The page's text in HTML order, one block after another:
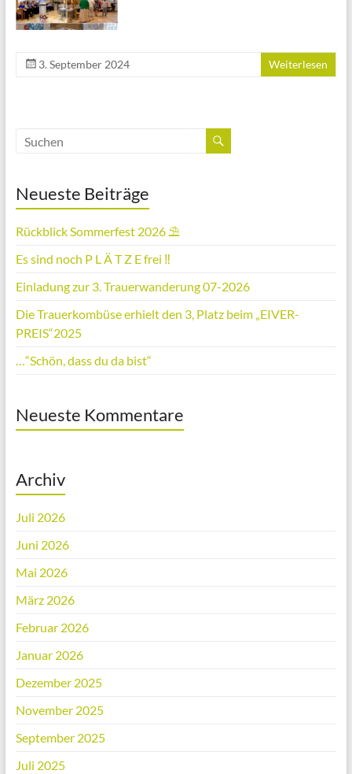
3. September 2024 Weiterlesen
Neueste Beiträge
Rückblick Sommerfest 2026 ⛱️
Es sind noch P L Ä T Z E frei ‼️
Einladung zur 3. Trauerwanderung 07-2026
Die Trauerkombüse erhielt den 3, Platz beim „EIVER-
PREIS“2025
…“Schön, dass du da bist“
Neueste Kommentare
Archiv
Juli 2026
Juni 2026
Mai 2026
März 2026
Februar 2026
Januar 2026
Dezember 2025
November 2025
September 2025
Juli 2025